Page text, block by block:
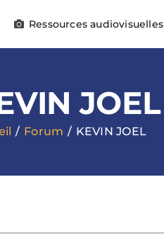
Ressources audiovisuelles
JOEL
Forum KEVIN JOEL